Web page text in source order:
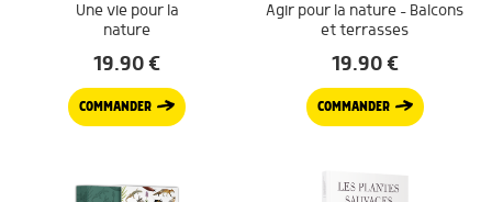
Une vie pour la
nature
19.90€
COMMANDER
Agir pour la nature – Balcons
et terrasses
19.90€
COMMANDER